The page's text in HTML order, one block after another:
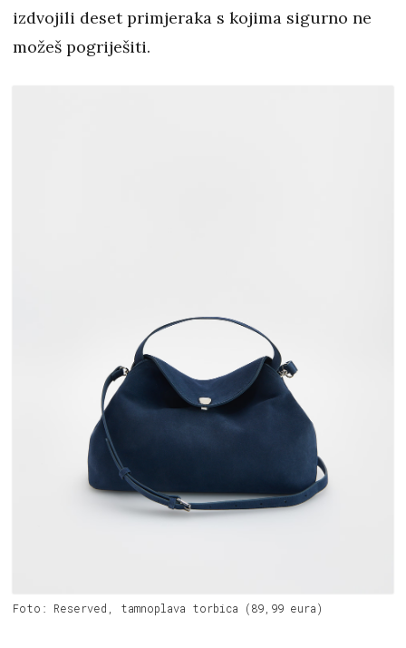
izdvojili deset primjeraka s kojima sigurno ne
možeš pogriješiti.
Foto: Reserved, tamnoplava torbica (89,99 eura)